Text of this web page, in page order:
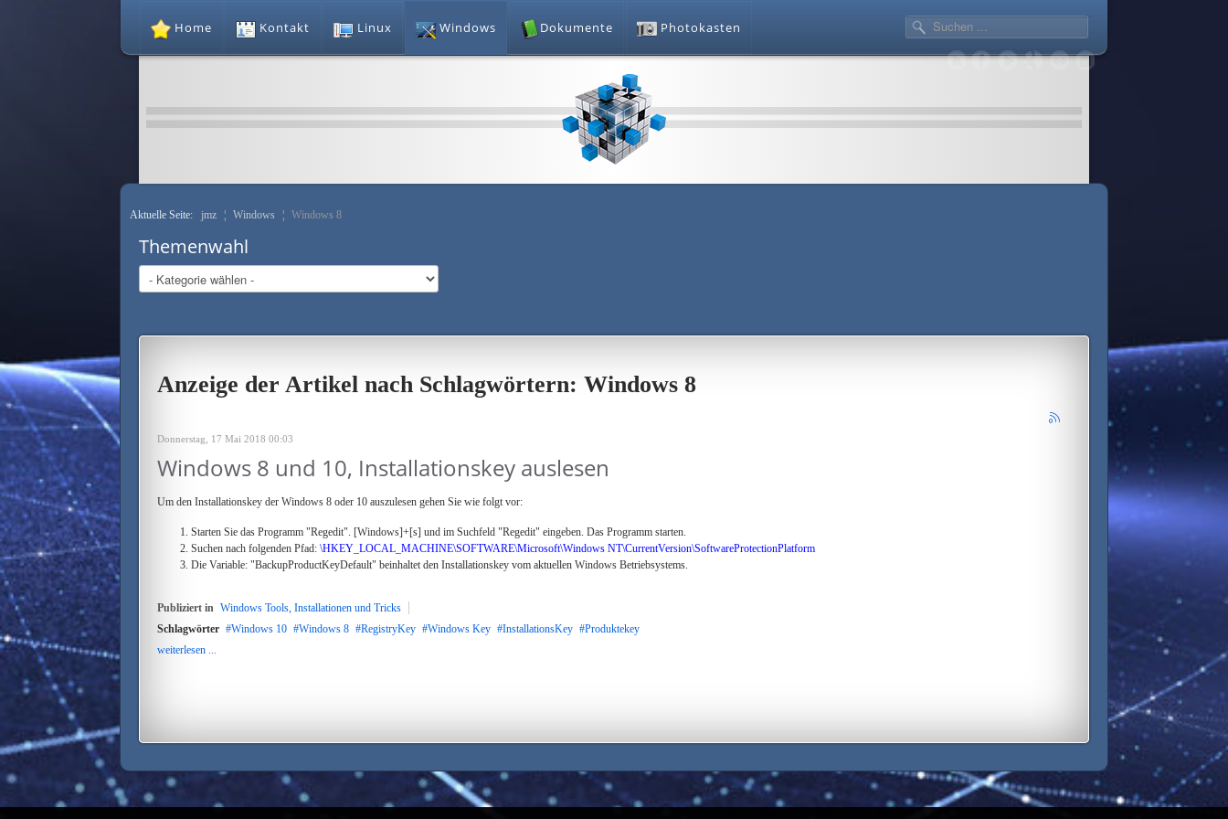
Home Kontakt Linux Windows Dokumente Photokasten
Aktuelle Seite: jmz ¦ Windows ¦ Windows 8
Themenwahl
Anzeige der Artikel nach Schlagwörtern: Windows 8
Donnerstag, 17 Mai 2018 00:03
Windows 8 und 10, Installationskey auslesen
Um den Installationskey der Windows 8 oder 10 auszulesen gehen Sie wie folgt vor:
Starten Sie das Programm "Regedit". [Windows]+[s] und im Suchfeld "Regedit" eingeben. Das Programm starten.
Suchen nach folgenden Pfad: \HKEY_LOCAL_MACHINE\SOFTWARE\Microsoft\Windows NT\CurrentVersion\SoftwareProtectionPlatform
Die Variable: "BackupProductKeyDefault" beinhaltet den Installationskey vom aktuellen Windows Betriebsystems.
Publiziert in Windows Tools, Installationen und Tricks
Schlagwörter
Windows 10 Windows 8 RegistryKey Windows Key InstallationsKey
Produktekey
weiterlesen ...